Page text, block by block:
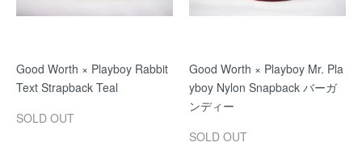
Good Worth × Playboy Rabbit
Text Strapback Teal
SOLD OUT
Good Worth × Playboy Mr. Pla
yboy Nylon Snapback バーガ
ンディー
SOLD OUT